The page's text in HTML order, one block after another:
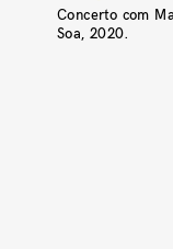
Concerto com
Soa, 2020.